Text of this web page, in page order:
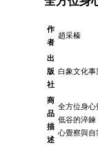
作
者
趙采榛
出
版
社
白象文化事
商
品
描
述
全方位身
低谷的淬鍊
心覺察與自